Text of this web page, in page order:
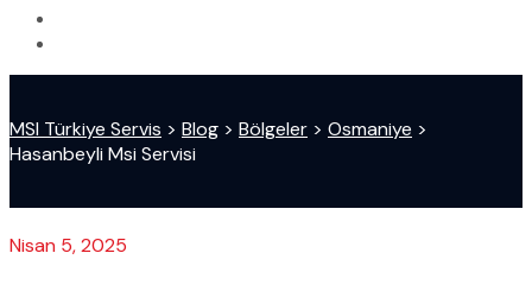
MSI Türkiye Servis > Blog > Bölgeler > Osmaniye >
Hasanbeyli Msi Servisi
Nisan 5, 2025